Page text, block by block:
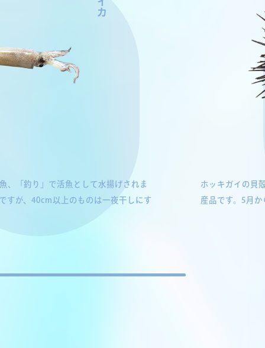
、「釣り」で活魚として水揚げされま
すが、40cm以上のものは一夜干しにす
ホッキガイの貝
産品です。5月